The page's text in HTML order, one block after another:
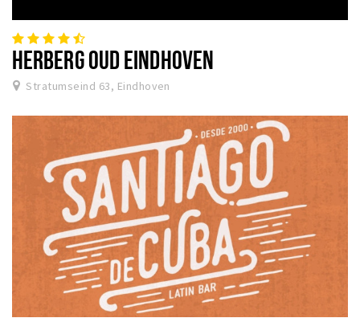
HERBERG OUD EINDHOVEN
Stratumseind 63, Eindhoven